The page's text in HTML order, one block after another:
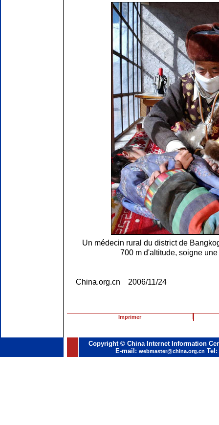
Un médecin rural du district de
700 m d'altitude, soigne
China.org.cn 2006/11/24
Imprimer
Copyright © China Internet Information
E-mail: webmaster@china.org.cn Tel: